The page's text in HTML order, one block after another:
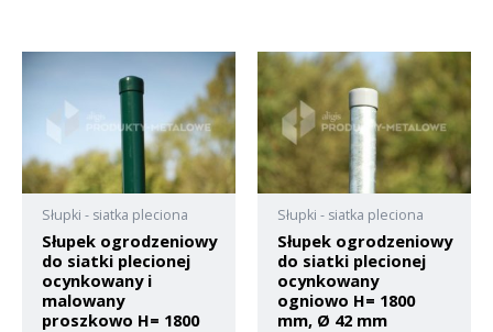
Słupki - siatka pleciona
Słupek ogrodzeniowy
do siatki plecionej
ocynkowany i
malowany
proszkowo H= 1800
Słupki - siatka pleciona
Słupek ogrodzeniowy
do siatki plecionej
ocynkowany
ogniowo H= 1800
mm, Ø 42 mm